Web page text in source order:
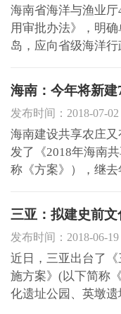
海南省海洋与渔业
用审批办法》，明
岛，应向省级海洋
南省要求，编制无居
关法律法规、规划
积、用岛方式...
发布时间：2018-07-02
海南建设共享农庄
发了《2018年海南
称《方案》），继
数量原则上不搞区
农庄创建试点申报主
等的生产...
三亚：拟建史前文
发布时间：2018-06-19
近日，三亚出台了
施方案》(以下简称
化遗址公园、英墩